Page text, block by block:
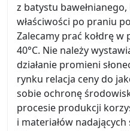
z batystu
właściwości po praniu
Zalecamy prać kołdrę
40°C. Nie należy
działanie promieni
rynku relacja ceny do
sobie ochronę
procesie produkcji
i materiałów